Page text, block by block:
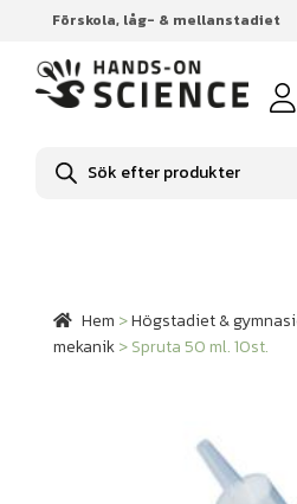
Förskola, låg- & mellanstadiet
Produktsökning
Hem Högstadiet & gymnasiet
Spruta 50 ml. 10st.
Hem >Högstadiet &
mekanik>Spruta 50 ml. 10st.